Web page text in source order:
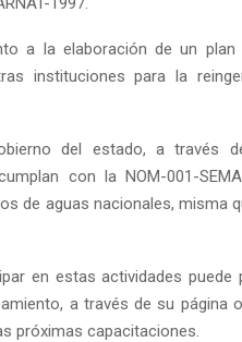
a la elaboración de un
instituciones para la
del estado, a través
con la NOM-001-
de aguas nacionales, misma
en estas actividades
a través de su página
próximas capacitaciones.